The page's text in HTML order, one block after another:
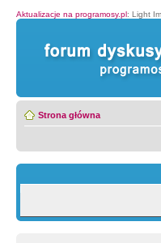
Aktualizacje na programosy.pl: Light
Strona główna